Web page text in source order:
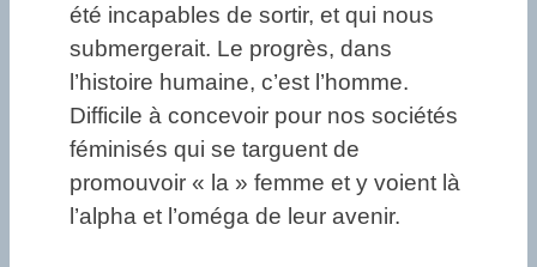
été incapables de sortir, et qui nous
submergerait. Le progrès, dans
l’histoire humaine, c’est l’homme.
Difficile à concevoir pour nos sociétés
féminisés qui se targuent de
promouvoir « la » femme et y voient là
l’alpha et l’oméga de leur avenir.